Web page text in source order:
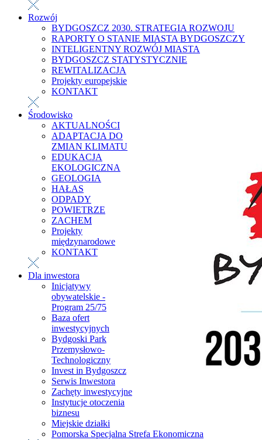
Rozwój
BYDGOSZCZ 2030. STRATEGIA ROZWOJU
RAPORTY O STANIE MIASTA BYDGOSZCZY
INTELIGENTNY ROZWÓJ MIASTA
BYDGOSZCZ STATYSTYCZNIE
REWITALIZACJA
Projekty europejskie
KONTAKT
Środowisko
AKTUALNOŚCI
ADAPTACJA DO
ZMIAN KLIMATU
EDUKACJA
EKOLOGICZNA
GEOLOGIA
HAŁAS
ODPADY
POWIETRZE
ZACHEM
Projekty
międzynarodowe
KONTAKT
Dla inwestora
Inicjatywy
obywatelskie -
Program 25/75
Baza ofert
inwestycyjnych
Bydgoski Park
Przemysłowo-
Technologiczny
Invest in Bydgoszcz
Serwis Inwestora
Zachęty inwestycyjne
Instytucje otoczenia
biznesu
Miejskie działki
Pomorska Specjalna Strefa Ekonomiczna